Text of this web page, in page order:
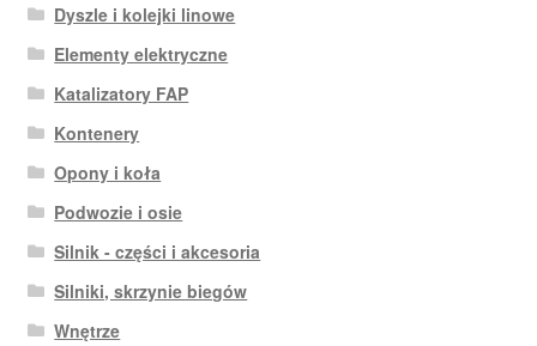
Dyszle i kolejki linowe
Elementy elektryczne
Katalizatory FAP
Kontenery
Opony i koła
Podwozie i osie
Silnik - części i akcesoria
Silniki, skrzynie biegów
Wnętrze